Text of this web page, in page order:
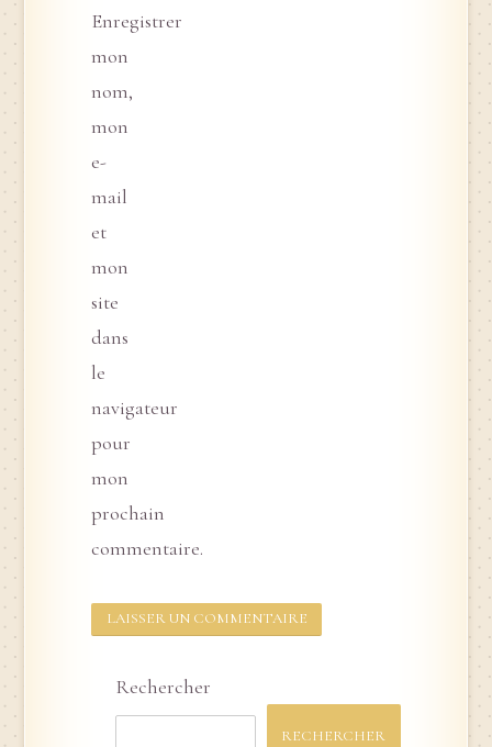
Enregistrer
mon
nom,
mon
e-
mail
et
mon
site
dans
le
navigateur
pour
mon
prochain
commentaire.
Rechercher
RECHERCHER